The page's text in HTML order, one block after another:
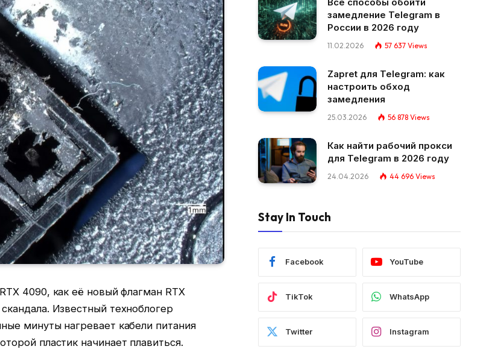
4090, как её новый флагман RTX
Известный техноблогер
минуты нагревает кабели питания
пластик начинает плавиться.
замедление Telegram в
России в 2026 году
11.02.2026 57 637 Views
Zapret для Telegram: как
настроить обход
замедления
25.03.2026 56 878 Views
Как найти рабочий прокси
для Telegram в 2026 году
24.04.2026 44 696 Views
Stay In Touch
Facebook YouTube
TikTok WhatsApp
Twitter Instagram